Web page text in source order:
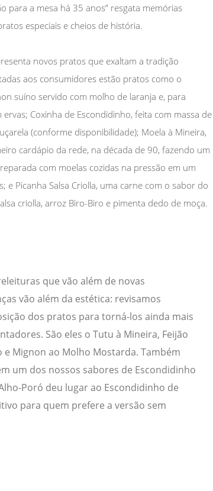
para a mesa há 35 anos” resgata memórias
especiais e cheios de história.
novos pratos que exaltam a tradição
aos consumidores estão pratos como o
suíno servido com molho de laranja e, para
Coxinha de Escondidinho, feita com massa de
(conforme disponibilidade); Moela à Mineira,
cardápio da rede, na década de 90, fazendo um
com moelas cozidas na pressão em um
Picanha Salsa Criolla, uma carne com o sabor do
criolla, arroz Biro-Biro e pimenta dedo de moça.
que vão além de novas
vão além da estética: revisamos
dos pratos para torná-los ainda mais
São eles o Tutu à Mineira, Feijão
Mignon ao Molho Mostarda. Também
um dos nossos sabores de Escondidinho
Poró deu lugar ao Escondidinho de
para quem prefere a versão sem